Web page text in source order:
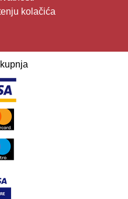
kolačića